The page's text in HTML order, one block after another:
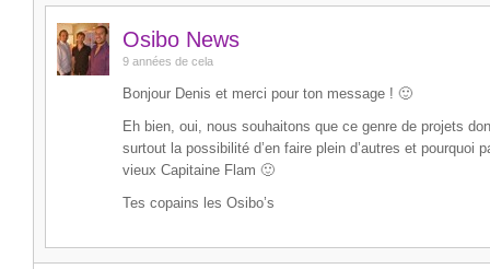
Osibo News
9 années de cela
Bonjour Denis et merci pour ton message ! 🙂
Eh bien, oui, nous souhaitons que ce genre de projets
surtout la possibilité d’en faire plein d’autres et pourquoi
vieux Capitaine Flam 🙂
Tes copains les Osibo’s